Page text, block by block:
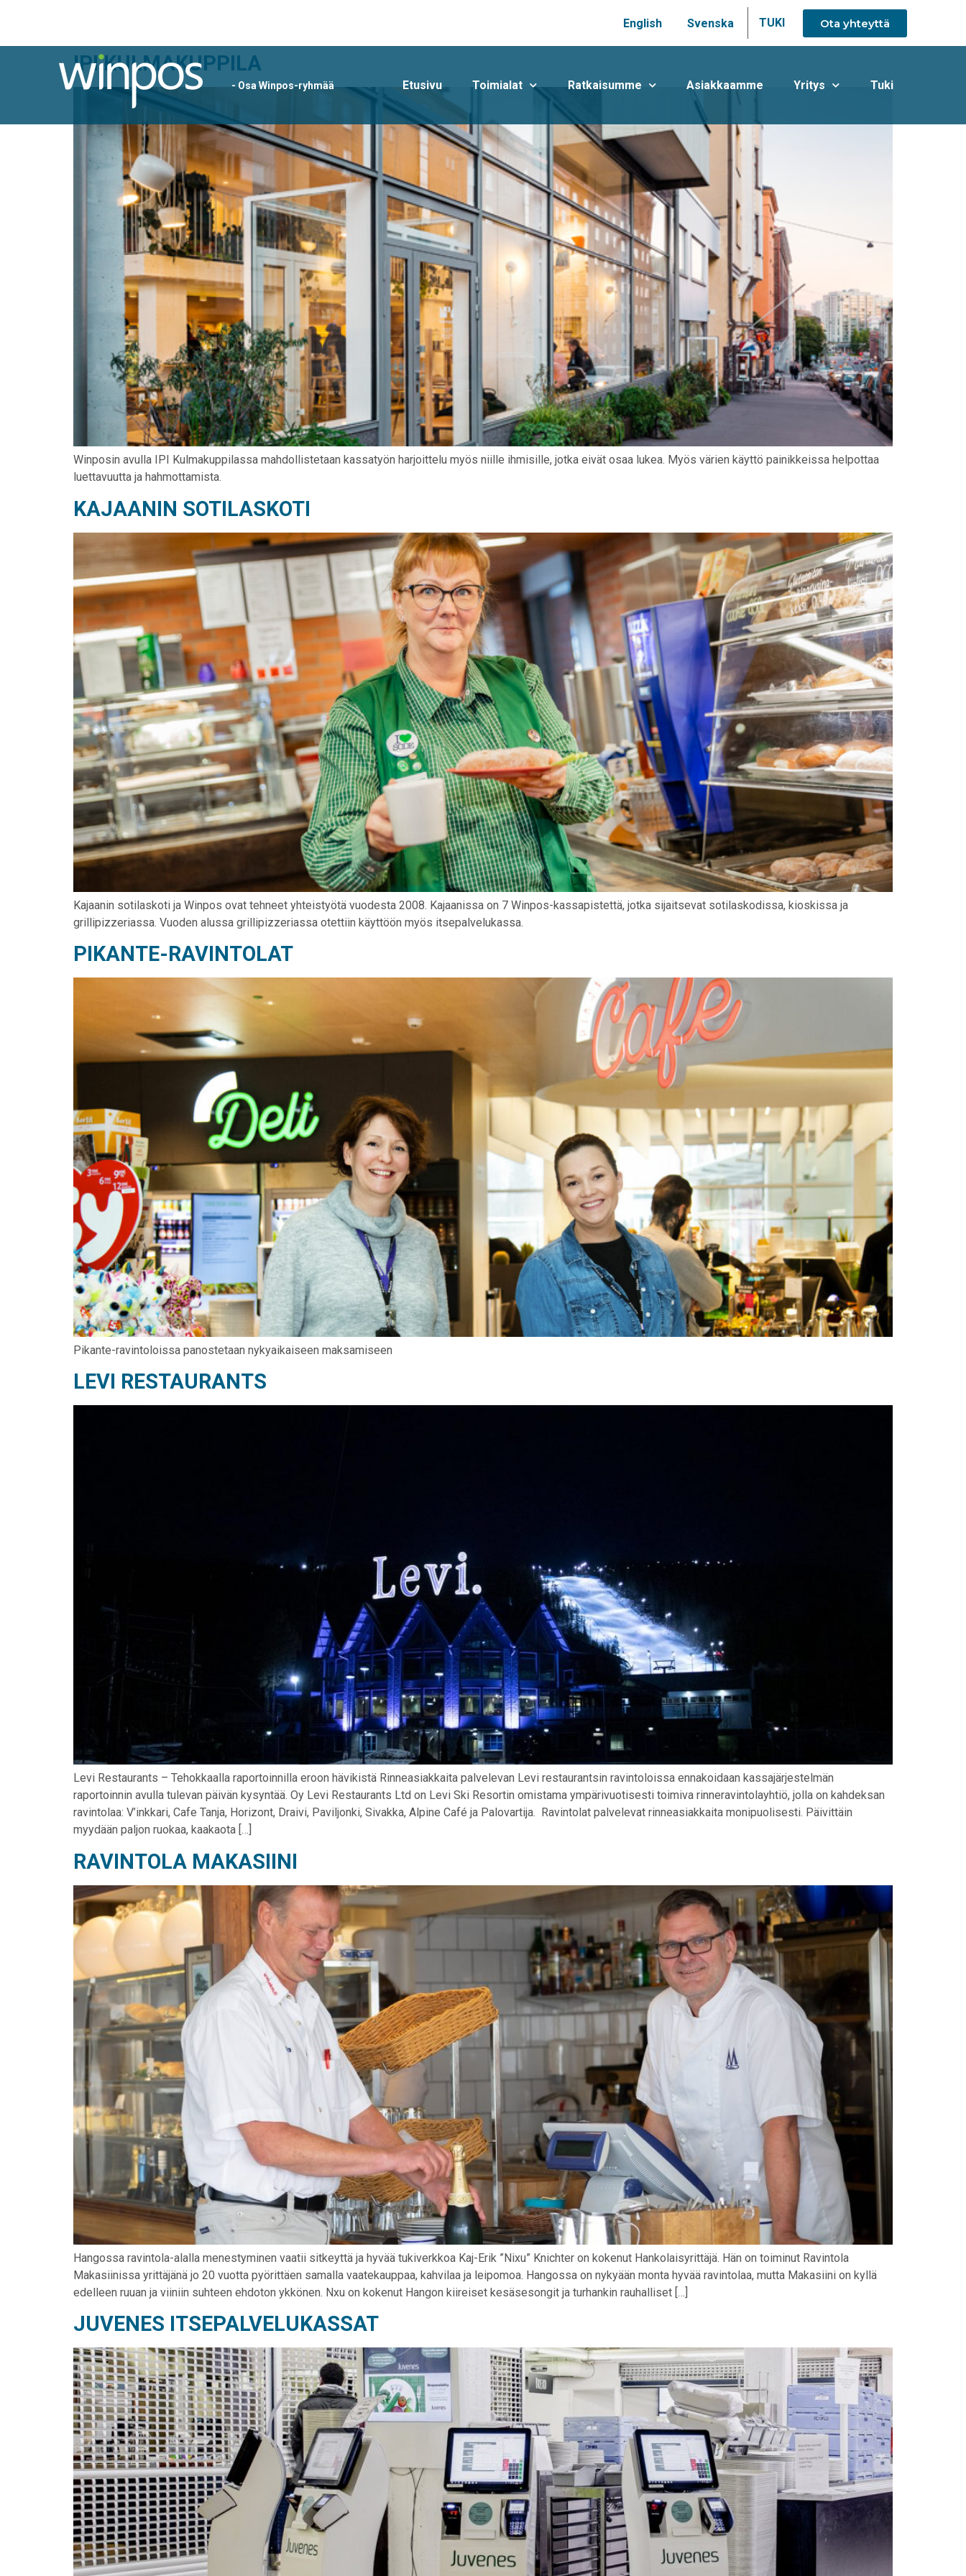
English Svenska TUKI Ota yhteyttä
- Osa Winpos-ryhmää Etusivu Toimialat Ratkaisumme Asiakkaamme Yritys Tuki
IPI KULMAKUPPILA
Winposin avulla IPI Kulmakuppilassa mahdollistetaan kassatyön harjoittelu myös niille ihmisille, jotka eivät osaa lukea. Myös värien käyttö painikkeissa helpottaa
luettavuutta ja hahmottamista.
KAJAANIN SOTILASKOTI
Kajaanin sotilaskoti ja Winpos ovat tehneet yhteistyötä vuodesta 2008. Kajaanissa on 7 Winpos-kassapistettä, jotka sijaitsevat sotilaskodissa, kioskissa ja
grillipizzeriassa. Vuoden alussa grillipizzeriassa otettiin käyttöön myös itsepalvelukassa.
PIKANTE-RAVINTOLAT
Pikante-ravintoloissa panostetaan nykyaikaiseen maksamiseen
LEVI RESTAURANTS
Levi Restaurants – Tehokkaalla raportoinnilla eroon hävikistä Rinneasiakkaita palvelevan Levi restaurantsin ravintoloissa ennakoidaan kassajärjestelmän
raportoinnin avulla tulevan päivän kysyntää. Oy Levi Restaurants Ltd on Levi Ski Resortin omistama ympärivuotisesti toimiva rinneravintolayhtiö, jolla on kahdeksan
ravintolaa: V’inkkari, Cafe Tanja, Horizont, Draivi, Paviljonki, Sivakka, Alpine Café ja Palovartija. Ravintolat palvelevat rinneasiakkaita monipuolisesti. Päivittäin
myydään paljon ruokaa, kaakaota […]
RAVINTOLA MAKASIINI
Hangossa ravintola-alalla menestyminen vaatii sitkeyttä ja hyvää tukiverkkoa Kaj-Erik ”Nixu” Knichter on kokenut Hankolaisyrittäjä. Hän on toiminut Ravintola
Makasiinissa yrittäjänä jo 20 vuotta pyörittäen samalla vaatekauppaa, kahvilaa ja leipomoa. Hangossa on nykyään monta hyvää ravintolaa, mutta Makasiini on kyllä
edelleen ruuan ja viiniin suhteen ehdoton ykkönen. Nxu on kokenut Hangon kiireiset kesäsesongit ja turhankin rauhalliset […]
JUVENES ITSEPALVELUKASSAT